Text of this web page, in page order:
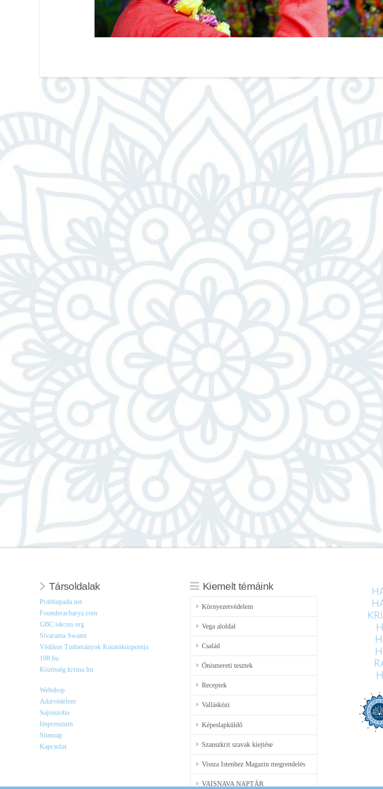
Társoldalak
Prabhupada.net
Founderacharya.com
GBC.iskcon.org
Sivarama Swami
Védikus Tudományok Kutatóközpontja
108.hu
Közösség.krisna.hu
Webshop
Adatvédelem
Sajtószoba
Impresszum
Sitemap
Kapcsolat
Kiemelt témáink
Környezetvédelem
Vega aloldal
Család
Önismereti tesztek
Receptek
Vallásközi
Képeslapküldő
Szanszkrit szavak kiejtése
Vissza Istenhez Magazin megrendelés
VAISNAVA NAPTÁR